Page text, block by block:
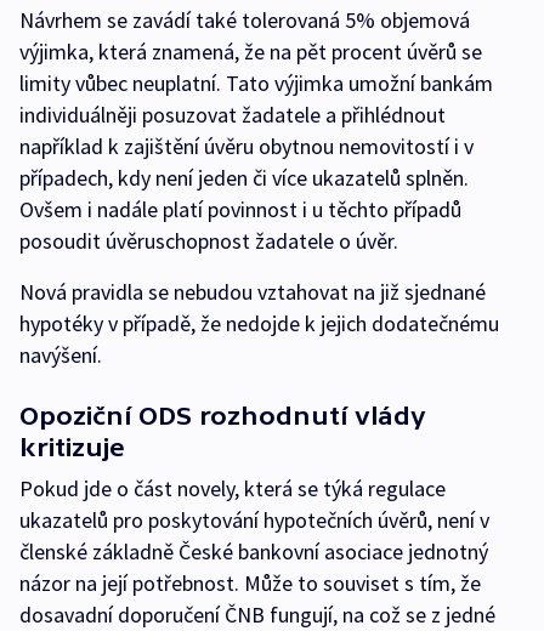
Návrhem se zavádí také tolerovaná 5% objemová
výjimka, která znamená, že na pět procent úvěrů se
limity vůbec neuplatní. Tato výjimka umožní bankám
individuálněji posuzovat žadatele a přihlédnout
například k zajištění úvěru obytnou nemovitostí i v
případech, kdy není jeden či více ukazatelů splněn.
Ovšem i nadále platí povinnost i u těchto případů
posoudit úvěruschopnost žadatele o úvěr.
Nová pravidla se nebudou vztahovat na již sjednané
hypotéky v případě, že nedojde k jejich dodatečnému
navýšení.
Opoziční ODS rozhodnutí vlády
kritizuje
Pokud jde o část novely, která se týká regulace
ukazatelů pro poskytování hypotečních úvěrů, není v
členské základně České bankovní asociace jednotný
názor na její potřebnost. Může to souviset s tím, že
dosavadní doporučení ČNB fungují, na což se z jedné